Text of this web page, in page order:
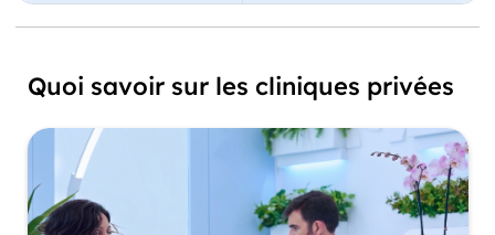
Quoi savoir sur les cliniques privées